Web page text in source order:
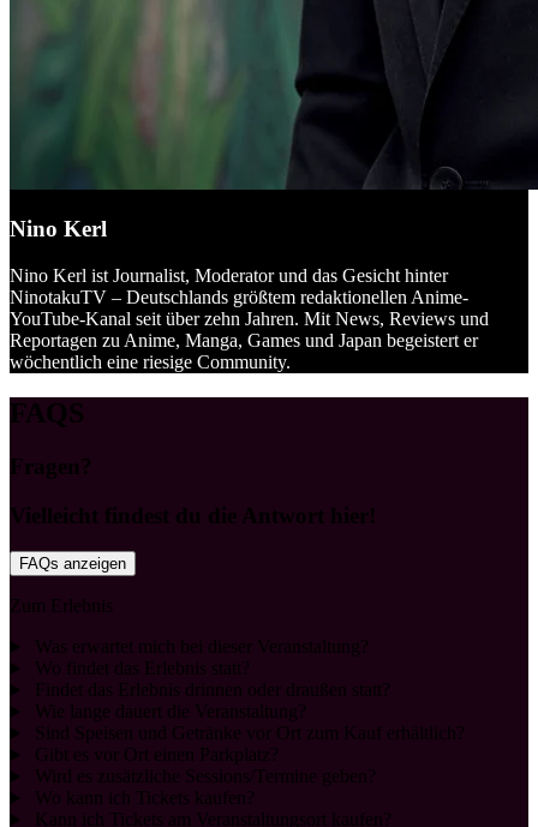
Nino Kerl
Nino Kerl ist Journalist, Moderator und das Gesicht hinter
NinotakuTV – Deutschlands größtem redaktionellen Anime-
YouTube-Kanal seit über zehn Jahren. Mit News, Reviews und
Reportagen zu Anime, Manga, Games und Japan begeistert er
wöchentlich eine riesige Community.
FAQS
Fragen?
Vielleicht findest du die Antwort hier!
FAQs anzeigen
Zum Erlebnis
Was erwartet mich bei dieser Veranstaltung?
Wo findet das Erlebnis statt?
Findet das Erlebnis drinnen oder draußen statt?
Wie lange dauert die Veranstaltung?
Sind Speisen und Getränke vor Ort zum Kauf erhältlich?
Gibt es vor Ort einen Parkplatz?
Wird es zusätzliche Sessions/Termine geben?
Wo kann ich Tickets kaufen?
Kann ich Tickets am Veranstaltungsort kaufen?